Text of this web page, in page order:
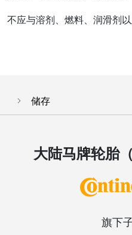
不应与溶剂、燃料、润滑剂以
储存
大陆马牌轮胎
旗下